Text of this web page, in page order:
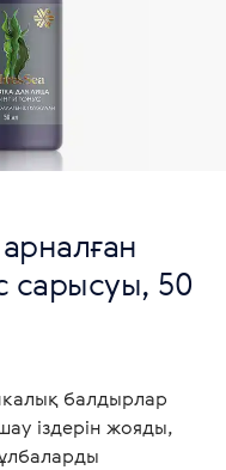
сарысуы, 50
балдырлар
іздерін жояды,